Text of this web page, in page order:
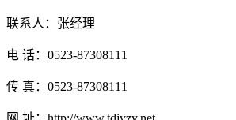
联系人：张经理
电 话：0523-87308111
传 真：0523-87308111